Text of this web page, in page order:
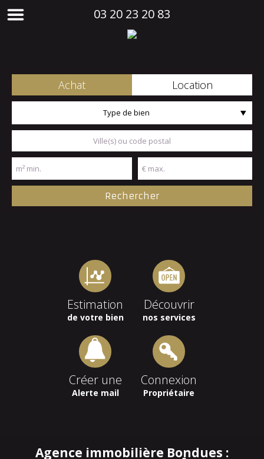
03 20 23 20 83
Achat Location
Type de bien
Estimation
de votre bien
Découvrir
nos services
Créer une
Alerte mail
Connexion
Propriétaire
Agence immobilière Bondues :